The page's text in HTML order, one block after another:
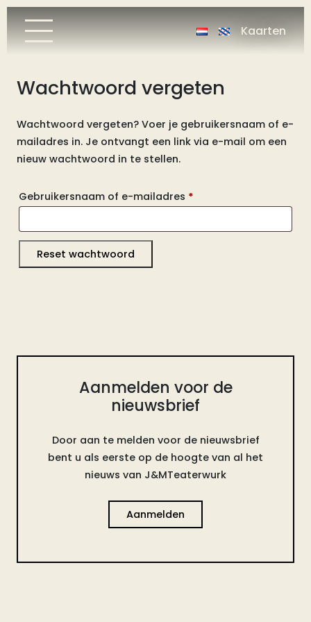
Kaarten
Wachtwoord vergeten
Wachtwoord vergeten? Voer je gebruikersnaam of e-
mailadres in. Je ontvangt een link via e-mail om een
nieuw wachtwoord in te stellen.
Gebruikersnaam of e-mailadres *
Reset wachtwoord
Aanmelden voor de
nieuwsbrief
Door aan te melden voor de nieuwsbrief
bent u als eerste op de hoogte van al het
nieuws van J&MTeaterwurk
Aanmelden